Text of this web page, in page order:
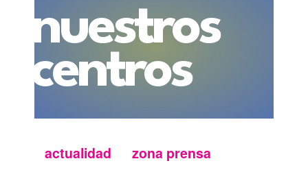
nuestros
centros
actualidad
zona prensa